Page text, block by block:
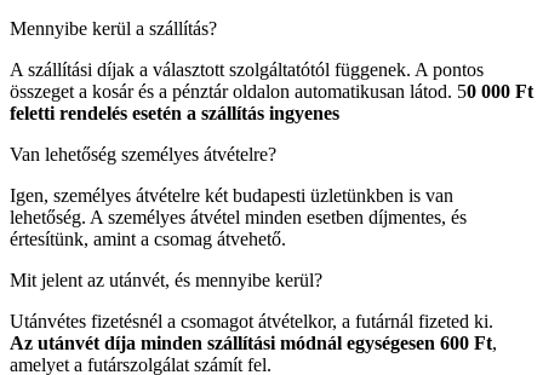
Mennyibe kerül a szállítás?
A szállítási díjak a választott szolgáltatótól függenek. A pontos
összeget a kosár és a pénztár oldalon automatikusan látod. 50 000 Ft
feletti rendelés esetén a szállítás ingyenes
Van lehetőség személyes átvételre?
Igen, személyes átvételre két budapesti üzletünkben is van
lehetőség. A személyes átvétel minden esetben díjmentes, és
értesítünk, amint a csomag átvehető.
Mit jelent az utánvét, és mennyibe kerül?
Utánvétes fizetésnél a csomagot átvételkor, a futárnál fizeted ki.
Az utánvét díja minden szállítási módnál egységesen 600 Ft,
amelyet a futárszolgálat számít fel.